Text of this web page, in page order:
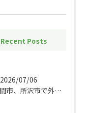
Recent Posts
2026/07/06
入間市、所沢市で外壁塗装・屋根塗装をお考えの皆様！